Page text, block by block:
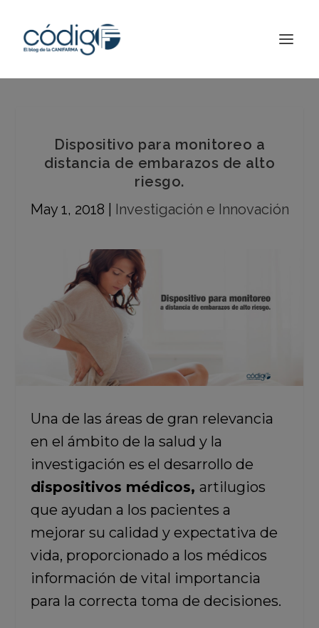
Dispositivo para monitoreo a
distancia de embarazos de alto
riesgo.
May 1, 2018
Investigación e Innovación
Una de las áreas de gran relevancia
en el ámbito de la salud y la
investigación es el desarrollo de
dispositivos médicos, artilugios
que ayudan a los pacientes a
mejorar su calidad y expectativa de
vida, proporcionado a los médicos
información de vital importancia
para la correcta toma de decisiones.